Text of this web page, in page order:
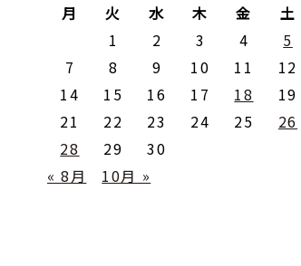
月
火 水 木 金 土
1
2 3 4 5
7
8 9 10 11 12
14
15 16 17 18 19
21
22 23 24 25 26
28
29
30
« 8月
10月 »